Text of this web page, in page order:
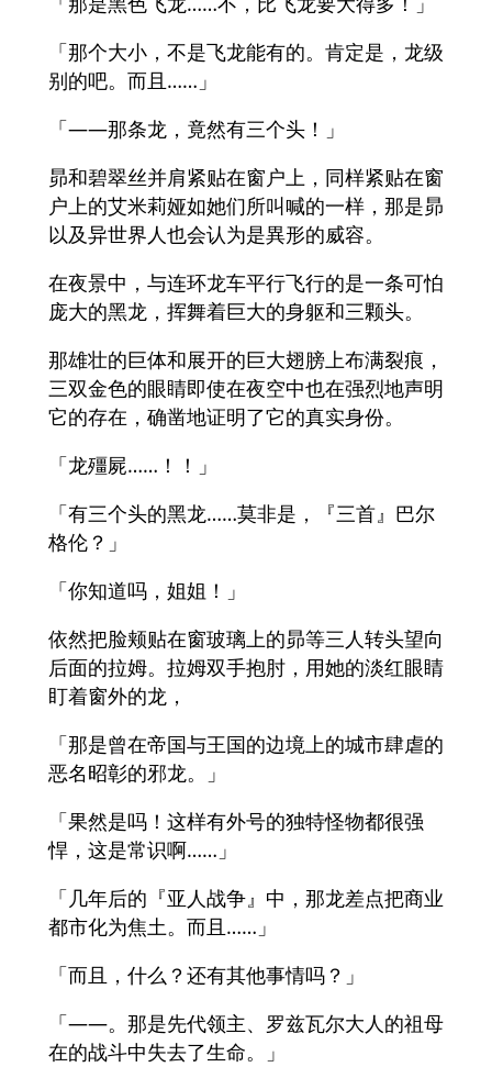
「那个大小，不是飞龙能有的。肯定是，龙级
别的吧。而且……」
「——那条龙，竟然有三个头！」
昴和碧翠丝并肩紧贴在窗户上，同样紧贴在窗
户上的艾米莉娅如她们所叫喊的一样，那是昴
以及异世界人也会认为是異形的威容。
在夜景中，与连环龙车平行飞行的是一条可怕
庞大的黑龙，挥舞着巨大的身躯和三颗头。
那雄壮的巨体和展开的巨大翅膀上布满裂痕，
三双金色的眼睛即使在夜空中也在强烈地声明
它的存在，确凿地证明了它的真实身份。
「龙殭屍……！！」
「有三个头的黑龙……莫非是，『三首』巴尔
格伦？」
「你知道吗，姐姐！」
依然把脸颊贴在窗玻璃上的昴等三人转头望向
后面的拉姆。拉姆双手抱肘，用她的淡红眼睛
盯着窗外的龙，
「那是曾在帝国与王国的边境上的城市肆虐的
恶名昭彰的邪龙。」
「果然是吗！这样有外号的独特怪物都很强
悍，这是常识啊……」
「几年后的『亚人战争』中，那龙差点把商业
都市化为焦土。而且……」
「而且，什么？还有其他事情吗？」
「——。那是先代领主、罗兹瓦尔大人的祖母
在的战斗中失去了生命。」